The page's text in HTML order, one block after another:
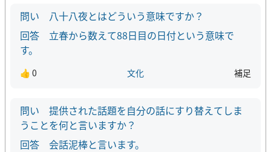
八十八夜とはどういう意味ですか？
立春から数えて88日目の日付という意味で
す。
👍 0 文化 補足
提供された話題を自分の話にすり替えてしま
うことを何と言いますか？
会話泥棒と言います。